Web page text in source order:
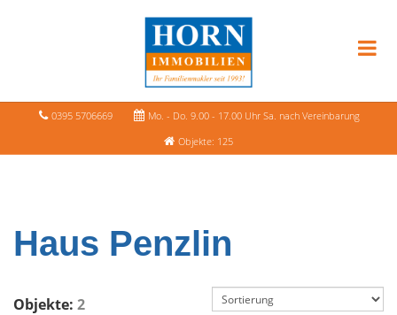
0395 5706669
Mo. - Do. 9.00 - 17.00 Uhr Sa. nach Vereinbarung
Objekte: 125
Haus Penzlin
Objekte: 2